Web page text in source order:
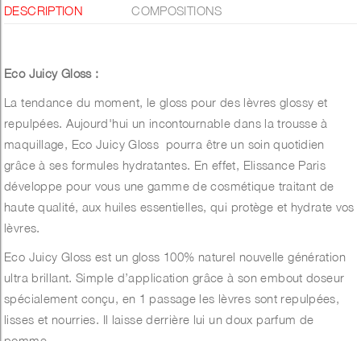
DESCRIPTION COMPOSITIONS
Eco Juicy Gloss :
La tendance du moment, le gloss pour des lèvres glossy et
repulpées. Aujourd'hui un incontournable dans la trousse à
maquillage, Eco Juicy Gloss pourra être un soin quotidien
grâce à ses formules hydratantes. En effet, Elissance Paris
développe pour vous une gamme de cosmétique traitant de
haute qualité, aux huiles essentielles, qui protège et hydrate vos
lèvres.
Eco Juicy Gloss est un gloss 100% naturel nouvelle génération
ultra brillant. Simple d’application grâce à son embout doseur
spécialement conçu, en 1 passage les lèvres sont repulpées,
lisses et nourries. Il laisse derrière lui un doux parfum de